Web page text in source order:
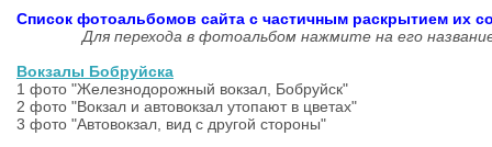
Список фотоальбомов сайта с частичным раскрытием их
Для перехода в фотоальбом нажмите на его
Вокзалы Бобруйска
1 фото "Железнодорожный вокзал, Бобруйск"
2 фото "Вокзал и автовокзал утопают в цветах"
3 фото "Автовокзал, вид с другой стороны"